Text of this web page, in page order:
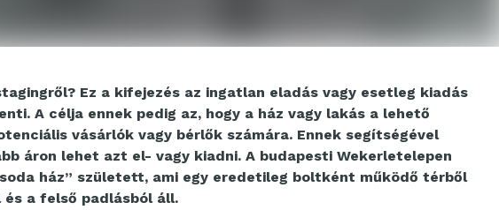
Ez a kifejezés az ingatlan eladás vagy esetleg kiadás
A célja ennek pedig az, hogy a ház vagy lakás a lehető
vásárlók vagy bérlők számára. Ennek segítségével
áron lehet azt el- vagy kiadni. A budapesti Wekerletelepen
ház” született, ami egy eredetileg boltként működő térből
a felső padlásból áll.